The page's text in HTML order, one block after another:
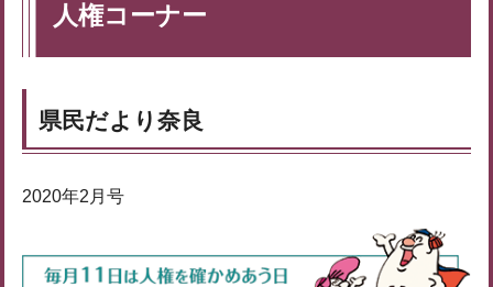
人権コーナー
県民だより奈良
2020年2月号